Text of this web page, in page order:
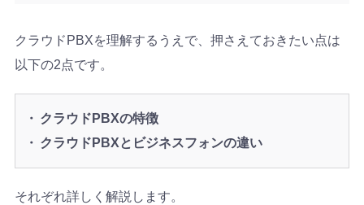
クラウドPBXを理解するうえで、押さえておきたい点は
以下の2点です。
クラウドPBXの特徴
クラウドPBXとビジネスフォンの違い
それぞれ詳しく解説します。